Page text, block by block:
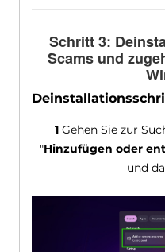
Schritt 3:
Scams und
1Gehen Sie zur
"Hinzufügen oder
und